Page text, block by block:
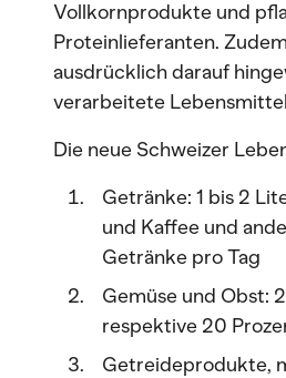
Vollkornprodukte und
Proteinlieferanten.
ausdrücklich darauf
verarbeitete
Die neue Schweizer
Getränke: 1 bis 2
und Kaffee und
Getränke pro Tag
Gemüse und Obst:
respektive 20
Getreideprodukte,